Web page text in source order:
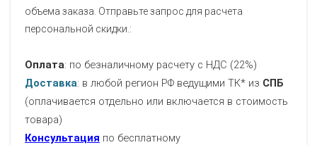
объема заказа. Отправьте запрос для расчета
персональной скидки.:
Оплата: по безналичному расчету с НДС (22%)
Доставка: в любой регион РФ ведущими ТК* из СПБ
(оплачивается отдельно или включается в стоимость
товара)
Консультация по бесплатному